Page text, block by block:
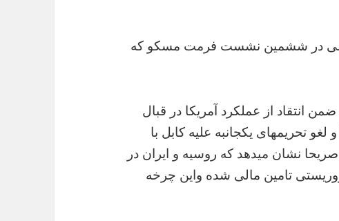
در ششمین نشست فرمت مسکو که
انتقاد از عملکرد آمریکا در قبال
لغو تحریمهای یکجانبه علیه کابل با
نشان میدهد که روسیه و ایران در
تامین مالی شده واین چرخه